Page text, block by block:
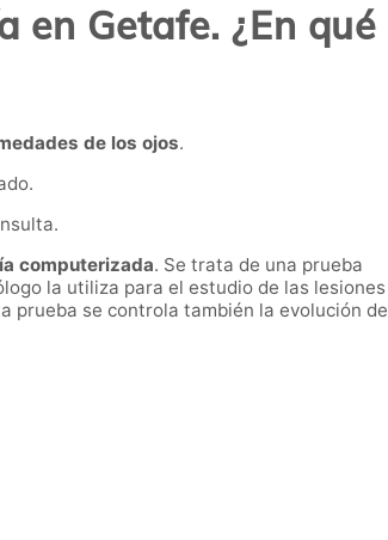
en Getafe. ¿En qué
de los ojos.
computerizada. Se trata de una prueba
la utiliza para el estudio de las lesiones
prueba se controla también la evolución de